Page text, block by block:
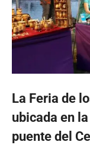
La Feria de
ubicada en
puente del